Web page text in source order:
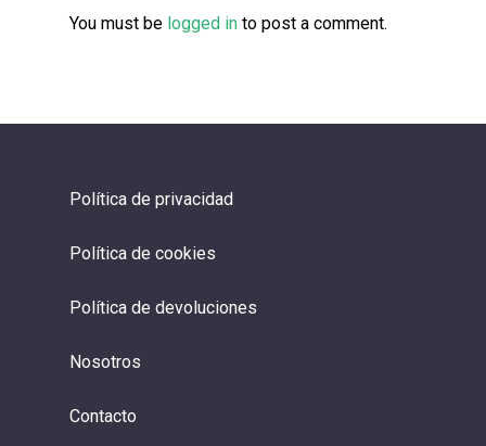
You must be logged in to post a comment.
Política de privacidad
Política de cookies
Política de devoluciones
Nosotros
Contacto